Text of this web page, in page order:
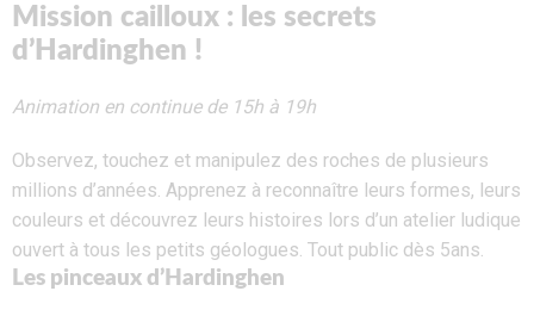
Mission cailloux : les secrets
d’Hardinghen !
Animation en continue de 15h à 19h
Observez, touchez et manipulez des roches de plusieurs
millions d’années. Apprenez à reconnaître leurs formes, leurs
couleurs et découvrez leurs histoires lors d’un atelier ludique
ouvert à tous les petits géologues. Tout public dès 5ans.
Les pinceaux d’Hardinghen